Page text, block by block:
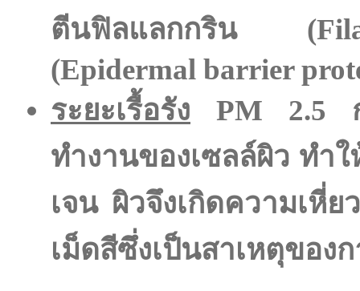
ตีนฟิลแลกกริน
(Epidermal barrier
ระยะเรื้อรัง PM 2.5 ก
ทำงานของเซลล์ผิว ทำ
เจน ผิวจึงเกิดความเหี่
เม็ดสีซึ่งเป็นสาเหตุของ